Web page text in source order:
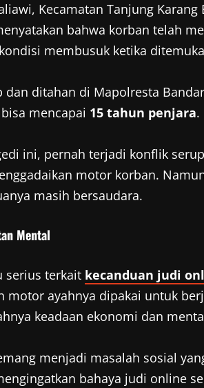
Kecamatan Tanjung
bahwa korban telah
membusuk ketika
ditahan di Mapolresta
mencapai 15 tahun penjara.
ini, pernah terjadi konflik
motor korban.
masih bersaudara.
Mental
serius terkait kecanduan judi
motor ayahnya dipakai untuk
keadaan ekonomi dan
menjadi masalah sosial
bahaya judi online